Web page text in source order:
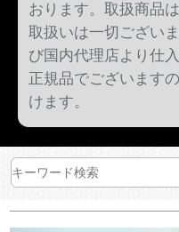
おります。取扱商品
取扱いは一切ござい
び国内代理店より仕
正規品でございます
けます。